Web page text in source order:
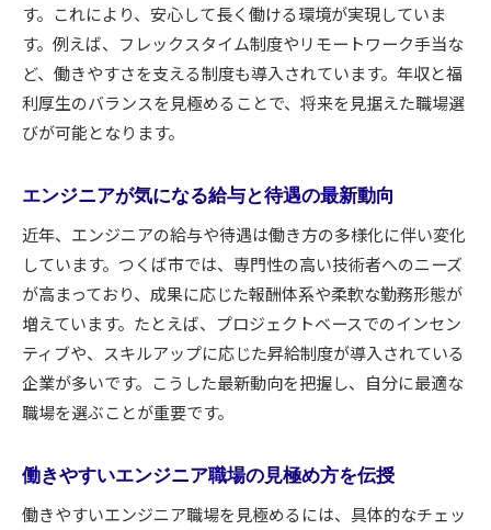
す。これにより、安心して長く働ける環境が実現していま
す。例えば、フレックスタイム制度やリモートワーク手当な
ど、働きやすさを支える制度も導入されています。年収と福
利厚生のバランスを見極めることで、将来を見据えた職場選
びが可能となります。
エンジニアが気になる給与と待遇の最新動向
近年、エンジニアの給与や待遇は働き方の多様化に伴い変化
しています。つくば市では、専門性の高い技術者へのニーズ
が高まっており、成果に応じた報酬体系や柔軟な勤務形態が
増えています。たとえば、プロジェクトベースでのインセン
ティブや、スキルアップに応じた昇給制度が導入されている
企業が多いです。こうした最新動向を把握し、自分に最適な
職場を選ぶことが重要です。
働きやすいエンジニア職場の見極め方を伝授
働きやすいエンジニア職場を見極めるには、具体的なチェッ